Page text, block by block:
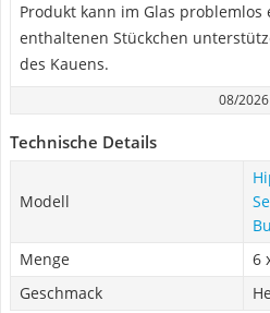
Produkt kann im Glas
enthaltenen Stückchen
des Kauens.
08/2026
Technische Details
Modell
Menge
6
Geschmack